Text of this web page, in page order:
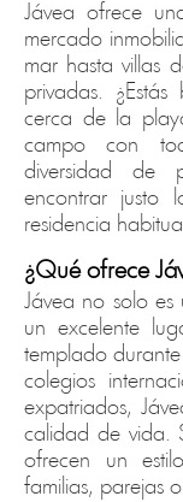
Jávea ofrece
mercado
mar hasta villas
privadas.
cerca de la
campo con
diversidad de
encontrar justo
residencia
¿Qué ofrece
Jávea no solo es
un excelente
templado
colegios
expatriados,
calidad de vida.
ofrecen un
familias, parejas